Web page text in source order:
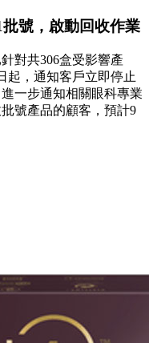
號，啟動回收作業
對共306盒受影響產
起，通知客戶立即停止
一步通知相關眼科專業
號產品的顧客，預計9